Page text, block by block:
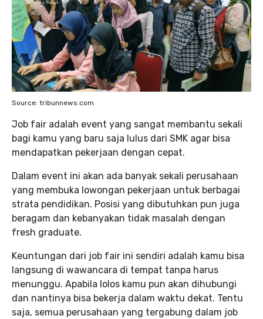
Source: tribunnews.com
Job fair adalah event yang sangat membantu sekali
bagi kamu yang baru saja lulus dari SMK agar bisa
mendapatkan pekerjaan dengan cepat.
Dalam event ini akan ada banyak sekali perusahaan
yang membuka lowongan pekerjaan untuk berbagai
strata pendidikan. Posisi yang dibutuhkan pun juga
beragam dan kebanyakan tidak masalah dengan
fresh graduate.
Keuntungan dari job fair ini sendiri adalah kamu bisa
langsung di wawancara di tempat tanpa harus
menunggu. Apabila lolos kamu pun akan dihubungi
dan nantinya bisa bekerja dalam waktu dekat. Tentu
saja, semua perusahaan yang tergabung dalam job